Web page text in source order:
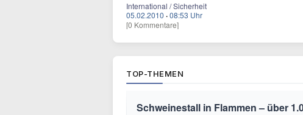
International / Sicherheit
05.02.2010 ·08:53 Uhr
[0 Kommentare]
TOP-THEMEN
Schweinestall in Flammen – über